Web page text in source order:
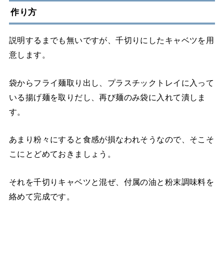
作り方
説明するまでも無いですが、千切りにしたキャベツを用
意します。
袋からフライ麺取り出し、プラスチックトレイに入って
いる揚げ麺を取りだし、再び麺のみ袋に入れて潰しま
す。
あまり粉々にすると食感が損なわれそうなので、そこそ
こにとどめておきましょう。
それを千切りキャベツと混ぜ、付属の油と粉末調味料を
絡めて完成です。